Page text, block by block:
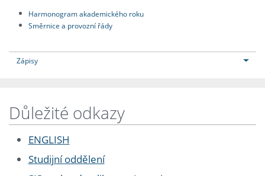
Harmonogram akademického roku
Směrnice a provozní řády
Zápisy
Důležité odkazy
ENGLISH
Studijní oddělení